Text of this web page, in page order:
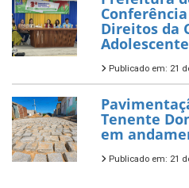
Direitos da
Adolescente
Publicado em: 21
Tenente
em
Publicado em: 21